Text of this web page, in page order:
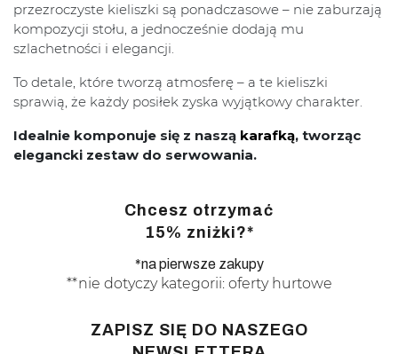
przezroczyste kieliszki są ponadczasowe – nie zaburzają
kompozycji stołu, a jednocześnie dodają mu
szlachetności i elegancji.
To detale, które tworzą atmosferę – a te kieliszki
sprawią, że każdy posiłek zyska wyjątkowy charakter.
Idealnie komponuje się z naszą karafką, tworząc
elegancki zestaw do serwowania.
Chcesz otrzymać
15% zniżki?*
*na pierwsze zakupy
**nie dotyczy kategorii: oferty hurtowe
ZAPISZ SIĘ DO NASZEGO